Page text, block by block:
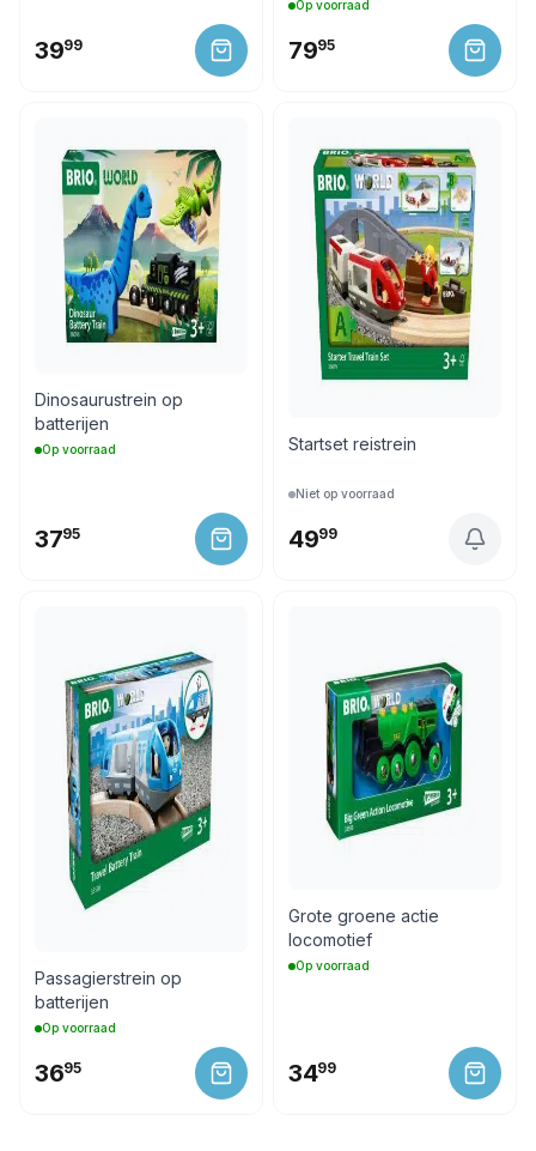
3999
Op voorraad
7995
Dinosaurustrein op
batterijen
Op voorraad
3795
Startset reistrein
Niet op voorraad
4999
Passagierstrein op
batterijen
Op voorraad
3695
Grote groene actie
locomotief
Op voorraad
3499